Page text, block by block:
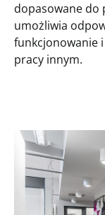
dopasowane do
umożliwia
funkcjonowanie
pracy innym.